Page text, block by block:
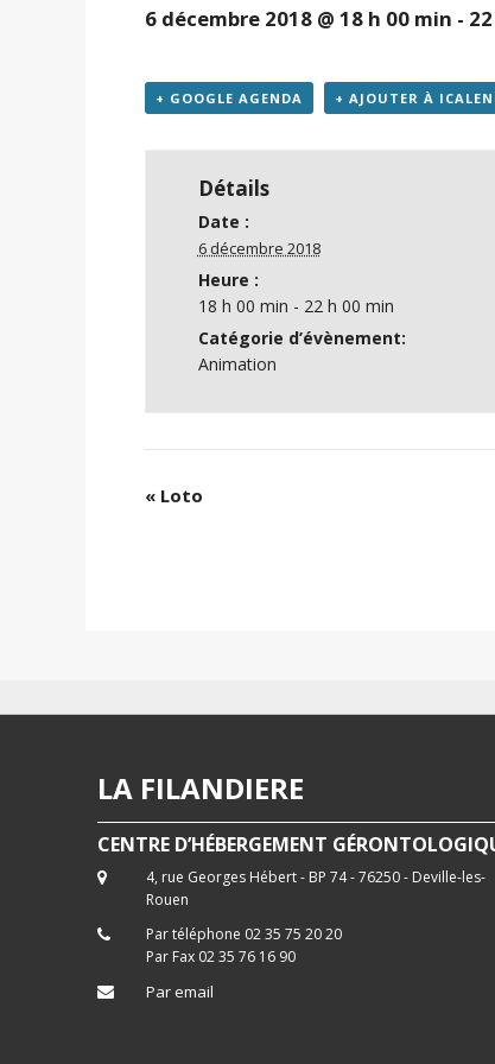
6 décembre 2018 @ 18 h 00 min -
+ GOOGLE AGENDA + AJOUTER À
Détails
Date :
6 décembre 2018
Heure :
18 h 00 min - 22 h 00 min
Catégorie d’évènement:
Animation
« Loto
LA FILANDIERE
CENTRE D’HÉBERGEMENT
4, rue Georges Hébert - BP 74 - 76250 - Deville-les-
Rouen
Par téléphone 02 35 75 20 20
Par Fax 02 35 76 16 90
Par email